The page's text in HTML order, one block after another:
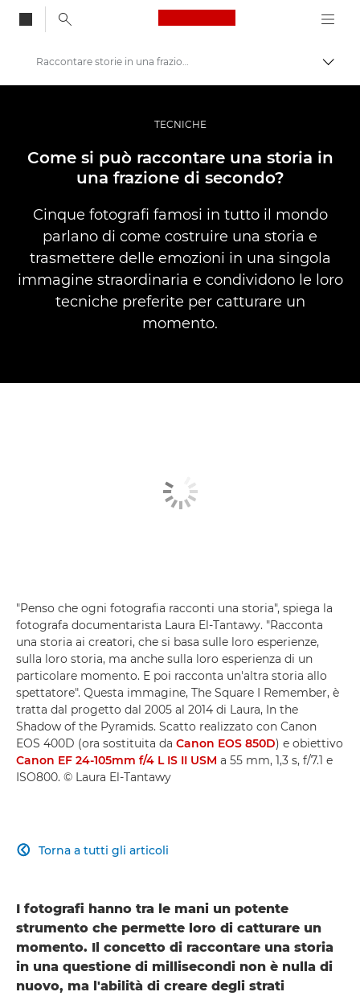
Canon Logo, back
Fotografia e video professionali
Storie
Raccontare storie in una frazione di secondo
TECNICHE
Come si può raccontare una storia in
una frazione di secondo?
Cinque fotografi famosi in tutto il mondo
parlano di come costruire una storia e
trasmettere delle emozioni in una singola
immagine straordinaria e condividono le loro
tecniche preferite per catturare un
momento.
"Penso che ogni fotografia racconti una storia", spiega la
fotografa documentarista Laura El-Tantawy. "Racconta
una storia ai creatori, che si basa sulle loro esperienze,
sulla loro storia, ma anche sulla loro esperienza di un
particolare momento. E poi racconta un'altra storia allo
spettatore". Questa immagine, The Square I Remember, è
tratta dal progetto dal 2005 al 2014 di Laura, In the
Shadow of the Pyramids. Scatto realizzato con Canon
EOS 400D (ora sostituita da Canon EOS 850D) e obiettivo
Canon EF 24-105mm f/4 L IS II USM a 55 mm, 1,3 s, f/7.1 e
ISO800. © Laura El-Tantawy
Torna a tutti gli articoli

I fotografi hanno tra le mani un potente
strumento che permette loro di catturare un
momento. Il concetto di raccontare una storia
in una questione di millisecondi non è nulla di
nuovo, ma l'abilità di creare degli strati